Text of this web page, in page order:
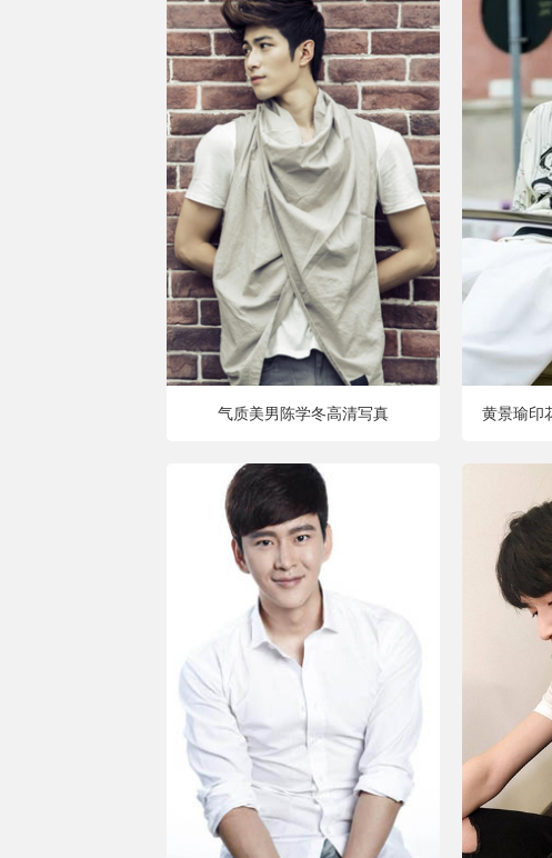
气质美男陈学冬高清写真 黄景瑜印